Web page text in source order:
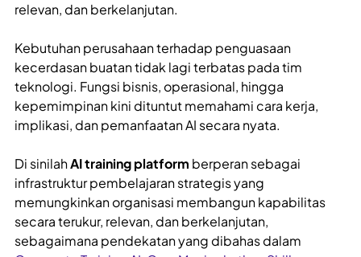
relevan, dan berkelanjutan.
Kebutuhan perusahaan terhadap penguasaan
kecerdasan buatan tidak lagi terbatas pada tim
teknologi. Fungsi bisnis, operasional, hingga
kepemimpinan kini dituntut memahami cara kerja,
implikasi, dan pemanfaatan AI secara nyata.
Di sinilahAI training platform berperan sebagai
infrastruktur pembelajaran strategis yang
memungkinkan organisasi membangun kapabilitas
secara terukur, relevan, dan berkelanjutan,
sebagaimana pendekatan yang dibahas dalam